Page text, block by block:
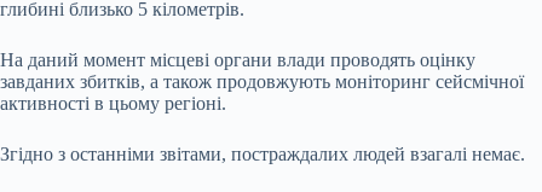
глибині близько 5 кілометрів.
На даний момент місцеві органи влади проводять оцінку
завданих збитків, а також продовжують моніторинг сейсмічної
активності в цьому регіоні.
Згідно з останніми звітами, постраждалих людей взагалі немає.